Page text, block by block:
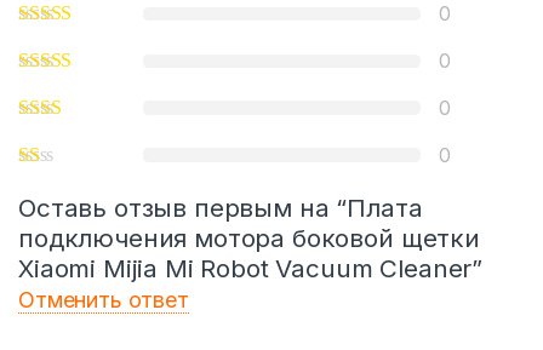
0
0
0
0
Оставь отзыв первым на “Плата
подключения мотора боковой щетки
Xiaomi Mijia Mi Robot Vacuum Cleaner”
Отменить ответ